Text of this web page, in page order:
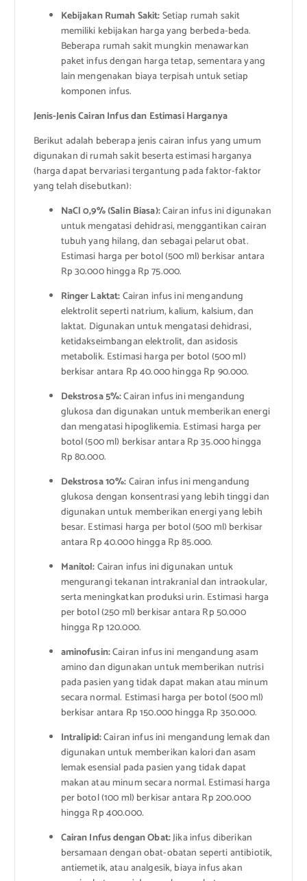
Kebijakan Rumah Sakit:Setiap rumah sakit
memiliki kebijakan harga yang berbeda-beda.
Beberapa rumah sakit mungkin menawarkan
paket infus dengan harga tetap, sementara yang
lain mengenakan biaya terpisah untuk setiap
komponen infus.
Jenis-Jenis Cairan Infus dan Estimasi Harganya
Berikut adalah beberapa jenis cairan infus yang umum
digunakan di rumah sakit beserta estimasi harganya
(harga dapat bervariasi tergantung pada faktor-faktor
yang telah disebutkan):
NaCl 0,9% (Salin Biasa):Cairan infus ini digunakan
untuk mengatasi dehidrasi, menggantikan cairan
tubuh yang hilang, dan sebagai pelarut obat.
Estimasi harga per botol (500 ml) berkisar antara
Rp 30.000 hingga Rp 75.000.
Ringer Laktat:Cairan infus ini mengandung
elektrolit seperti natrium, kalium, kalsium, dan
laktat. Digunakan untuk mengatasi dehidrasi,
ketidakseimbangan elektrolit, dan asidosis
metabolik. Estimasi harga per botol (500 ml)
berkisar antara Rp 40.000 hingga Rp 90.000.
Dekstrosa 5%:Cairan infus ini mengandung
glukosa dan digunakan untuk memberikan energi
dan mengatasi hipoglikemia. Estimasi harga per
botol (500 ml) berkisar antara Rp 35.000 hingga
Rp 80.000.
Dekstrosa 10%:Cairan infus ini mengandung
glukosa dengan konsentrasi yang lebih tinggi dan
digunakan untuk memberikan energi yang lebih
besar. Estimasi harga per botol (500 ml) berkisar
antara Rp 40.000 hingga Rp 85.000.
Manitol:Cairan infus ini digunakan untuk
mengurangi tekanan intrakranial dan intraokular,
serta meningkatkan produksi urin. Estimasi harga
per botol (250 ml) berkisar antara Rp 50.000
hingga Rp 120.000.
aminofusin:Cairan infus ini mengandung asam
amino dan digunakan untuk memberikan nutrisi
pada pasien yang tidak dapat makan atau minum
secara normal. Estimasi harga per botol (500 ml)
berkisar antara Rp 150.000 hingga Rp 350.000.
Intralipid:Cairan infus ini mengandung lemak dan
digunakan untuk memberikan kalori dan asam
lemak esensial pada pasien yang tidak dapat
makan atau minum secara normal. Estimasi harga
per botol (100 ml) berkisar antara Rp 200.000
hingga Rp 400.000.
Cairan Infus dengan Obat:Jika infus diberikan
bersamaan dengan obat-obatan seperti antibiotik,
antiemetik, atau analgesik, biaya infus akan